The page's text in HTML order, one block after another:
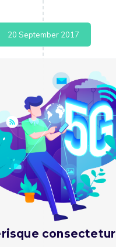
20 September 2017
consectetur